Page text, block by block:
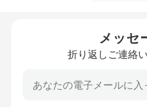
DCブラシレス モーター コ
メッセ
折り返しご連絡